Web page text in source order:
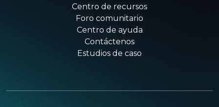
Centro de recursos
Foro comunitario
Centro de ayuda
Contáctenos
Estudios de caso